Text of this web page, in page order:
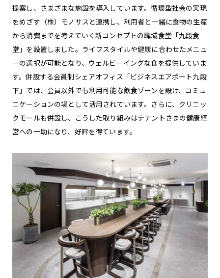
提案し、さまざまな施設を導入しています。循環型社会の実現
をめざす（株）モノサスと連携し、利用者と一緒に食物の生産
から消費までを考えていく新コンセプトの職域食堂「九段食
堂」を設置しました。ライフスタイルや健康に合わせたメニュ
ーの選択が可能となり、ウェルビーイングな食を提供していま
す。併設する会員制シェアオフィス「ビジネスエアポート九段
下」では、会員以外でも利用可能な飲食ゾーンを設け、コミュ
ニケーションの場として活用されています。さらに、クリニッ
クモールも併設し、こうした取り組みはテナントさまの健康経
営への一助になり、好評を得ています。